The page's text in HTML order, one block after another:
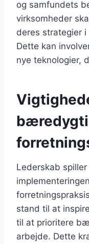
og samfundets
virksomheder
deres strategier
Dette kan
nye teknologier,
Lederskab
stand til at
til at prioritere
arbejde. Dette